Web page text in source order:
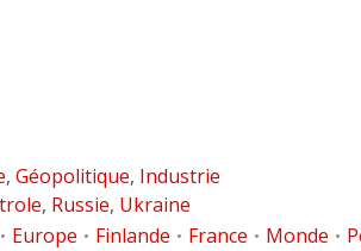
, Géopolitique, Industrie
, Russie, Ukraine
• Europe • Finlande • France • Monde •